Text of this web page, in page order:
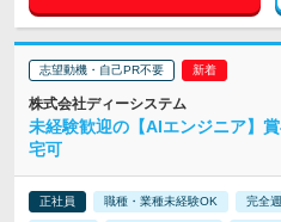
志望動機・自己PR不要
株式会社ディーシステム
未経験歓迎の【AIエンジニア】
宅可
正社員 職種・業種未経験OK 完全